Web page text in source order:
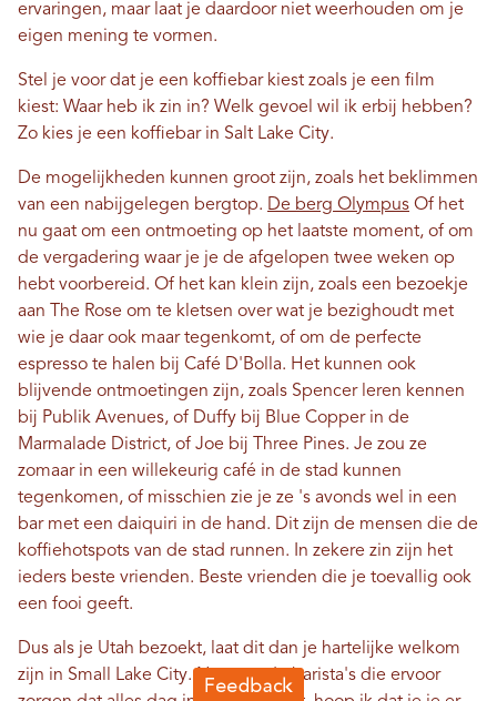
ervaringen, maar laat je daardoor niet weerhouden om je
eigen mening te vormen.
Stel je voor dat je een koffiebar kiest zoals je een film
kiest: Waar heb ik zin in? Welk gevoel wil ik erbij hebben?
Zo kies je een koffiebar in Salt Lake City.
De mogelijkheden kunnen groot zijn, zoals het beklimmen
van een nabijgelegen bergtop. De berg Olympus Of het
nu gaat om een ​​ontmoeting op het laatste moment, of om
de vergadering waar je je de afgelopen twee weken op
hebt voorbereid. Of het kan klein zijn, zoals een bezoekje
aan The Rose om te kletsen over wat je bezighoudt met
wie je daar ook maar tegenkomt, of om de perfecte
espresso te halen bij Café D'Bolla. Het kunnen ook
blijvende ontmoetingen zijn, zoals Spencer leren kennen
bij Publik Avenues, of Duffy bij Blue Copper in de
Marmalade District, of Joe bij Three Pines. Je zou ze
zomaar in een willekeurig café in de stad kunnen
tegenkomen, of misschien zie je ze 's avonds wel in een
bar met een daiquiri in de hand. Dit zijn de mensen die de
koffiehotspots van de stad runnen. In zekere zin zijn het
ieders beste vrienden. Beste vrienden die je toevallig ook
een fooi geeft.
Dus als je Utah bezoekt, laat dit dan je hartelijke welkom
zijn in Small Lake City. Namens de barista's die ervoor